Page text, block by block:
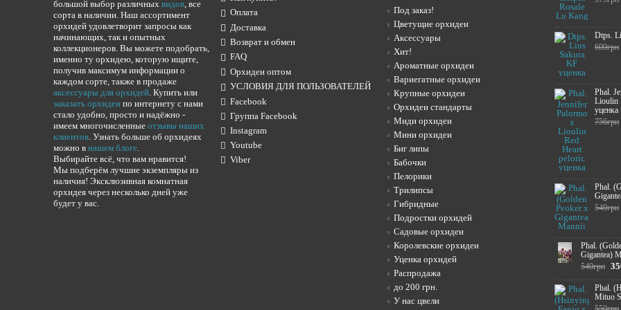
большой выбор различных видов, все
сорта в наличии. Наш ассортимент
орхидей удовлетворит запросы как
начинающих, так и опытных
коллекционеров. Вы можете подобрать,
именно ту орхидею, которую ищите,
получив максимум информации о
каждом сорте, также в продаже
аксессуары для орхидей. Купить или
заказать орхидеи по интернету с нами
стало удобно, просто и надёжно -
имеем многочисленные отзывы наших
клиентов. Узнать больше об орхидеях
можно в нашем блоге.
Выбирайте всё, что вам нравится!
Мы подберём лучшие экземпляры из
наличия! Эксклюзивная комнатная
орхидея через несколько дней уже
будет у вас.
Оплата
Доставка
Возврат и обмен
FAQ
Орхидеи оптом
УСЛОВИЯ ДЛЯ ПОЛЬЗОВАТЕЛЕЙ
Facebook
Группа Facebook
Instagram
Youtube
Viber
Под заказ!
Цветущие орхидеи
Аксессуары
Хит!
Ароматные орхидеи
Вариегатные орхидеи
Крупные орхидеи
Орхидеи стандарты
Миди орхидеи
Мини орхидеи
Биг липы
Бабочки
Пелорики
Трилипсы
Гибридные
Подростки орхидей
Садовые орхидеи
Королевские орхидеи
Уценка орхидей
Распродажа
до 200 грн.
У нас цвели
Dtps.
600грн
Phal.
Lioulin
уценка
756грн
Phal.
540грн
Phal.
Gigantea)
540грн
Phal.
Mituo